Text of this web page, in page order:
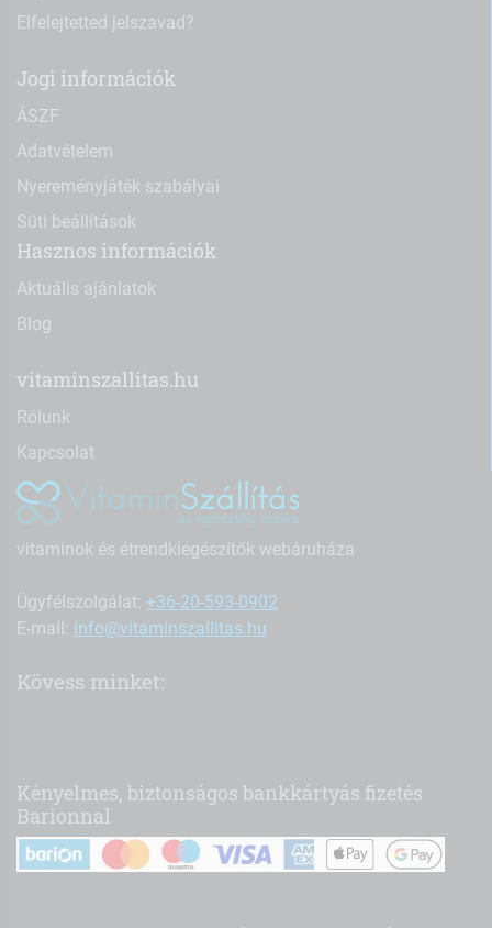
Elfelejtetted jelszavad?
Jogi információk
ÁSZF
Adatvételem
Nyereményjáték szabályai
Süti beállítások
Hasznos információk
Aktuális ajánlatok
Blog
vitaminszallitas.hu
Rólunk
Kapcsolat
vitaminok és étrendkiegészítők webáruháza
Ügyfélszolgálat: +36-20-593-0902
E-mail: info@vitaminszallitas.hu
Kövess minket:
Kényelmes, biztonságos bankkártyás fizetés
Barionnal